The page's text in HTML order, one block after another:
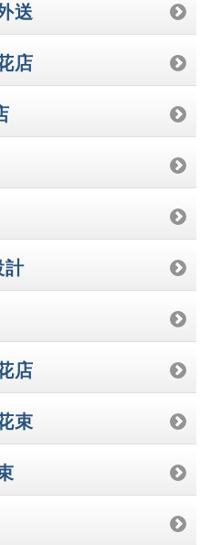
送
店
計
店
束